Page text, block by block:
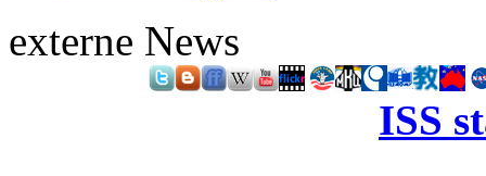
externe News
ISS